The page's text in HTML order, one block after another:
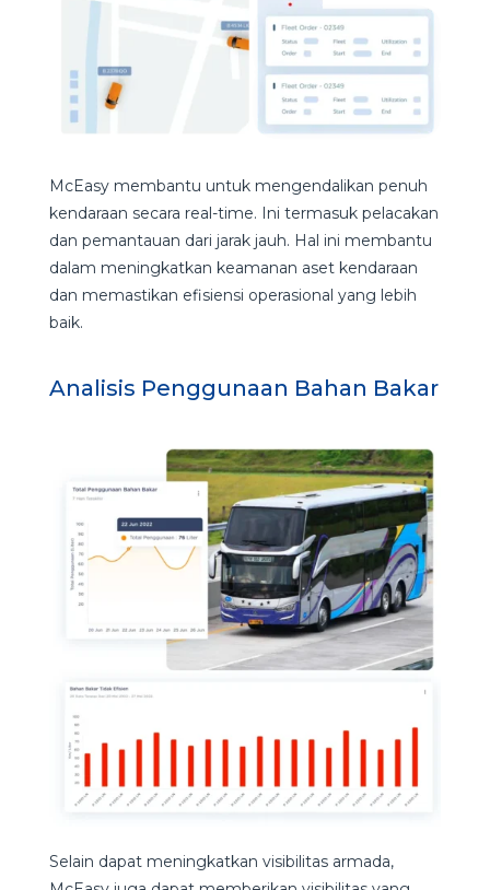
McEasy membantu untuk mengendalikan penuh
kendaraan secara real-time. Ini termasuk pelacakan
dan pemantauan dari jarak jauh. Hal ini membantu
dalam meningkatkan keamanan aset kendaraan
dan memastikan efisiensi operasional yang lebih
baik.
Analisis Penggunaan Bahan Bakar
Selain dapat meningkatkan visibilitas armada,